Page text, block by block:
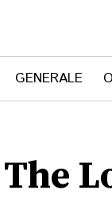
GENERALE